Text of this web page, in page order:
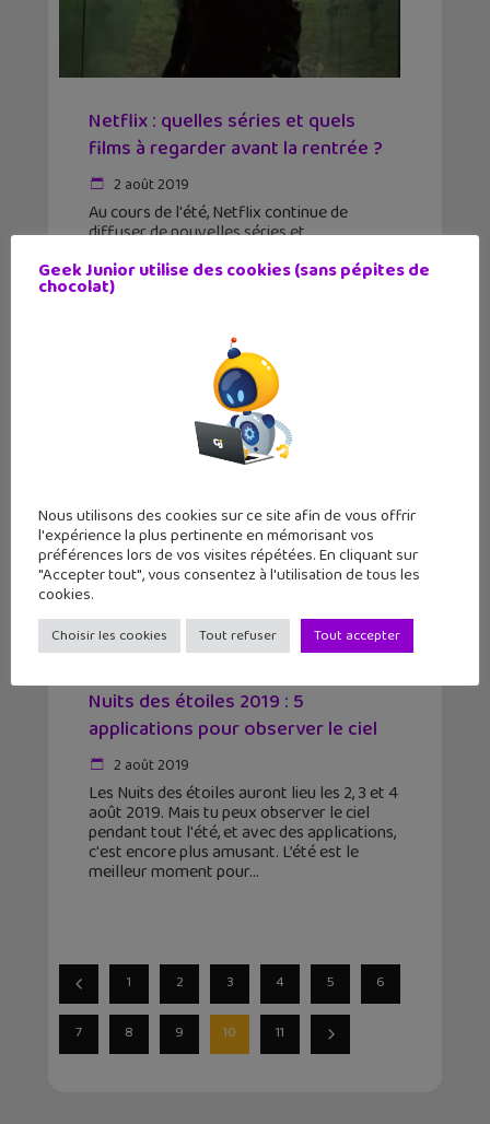
Netflix : quelles séries et quels
films à regarder avant la rentrée ?
2 août 2019
Au cours de l'été, Netflix continue de
diffuser de nouvelles séries et
recommandations à regarder pendant les
vacances. Voici déjà le programme annoncé
pépites à découvrir. Another
Nuits des étoiles 2019 : 5
applications pour observer le ciel
2 août 2019
Les Nuits des étoiles auront lieu les 2, 3 et 4
août 2019. Mais tu peux observer le ciel
pendant tout l'été, et avec des applications,
c'est encore plus amusant. L’été est le
meilleur moment pour
1 2 3 4 5 6
7 8 9 10 11
Geek Junior utilise des cookies (sans pépites de
chocolat)
Nous utilisons des cookies sur ce site afin de vous offrir
l'expérience la plus pertinente en mémorisant vos
préférences lors de vos visites répétées. En cliquant sur
"Accepter tout", vous consentez à l'utilisation de tous les
cookies.
Choisir les cookies Tout refuser Tout accepter